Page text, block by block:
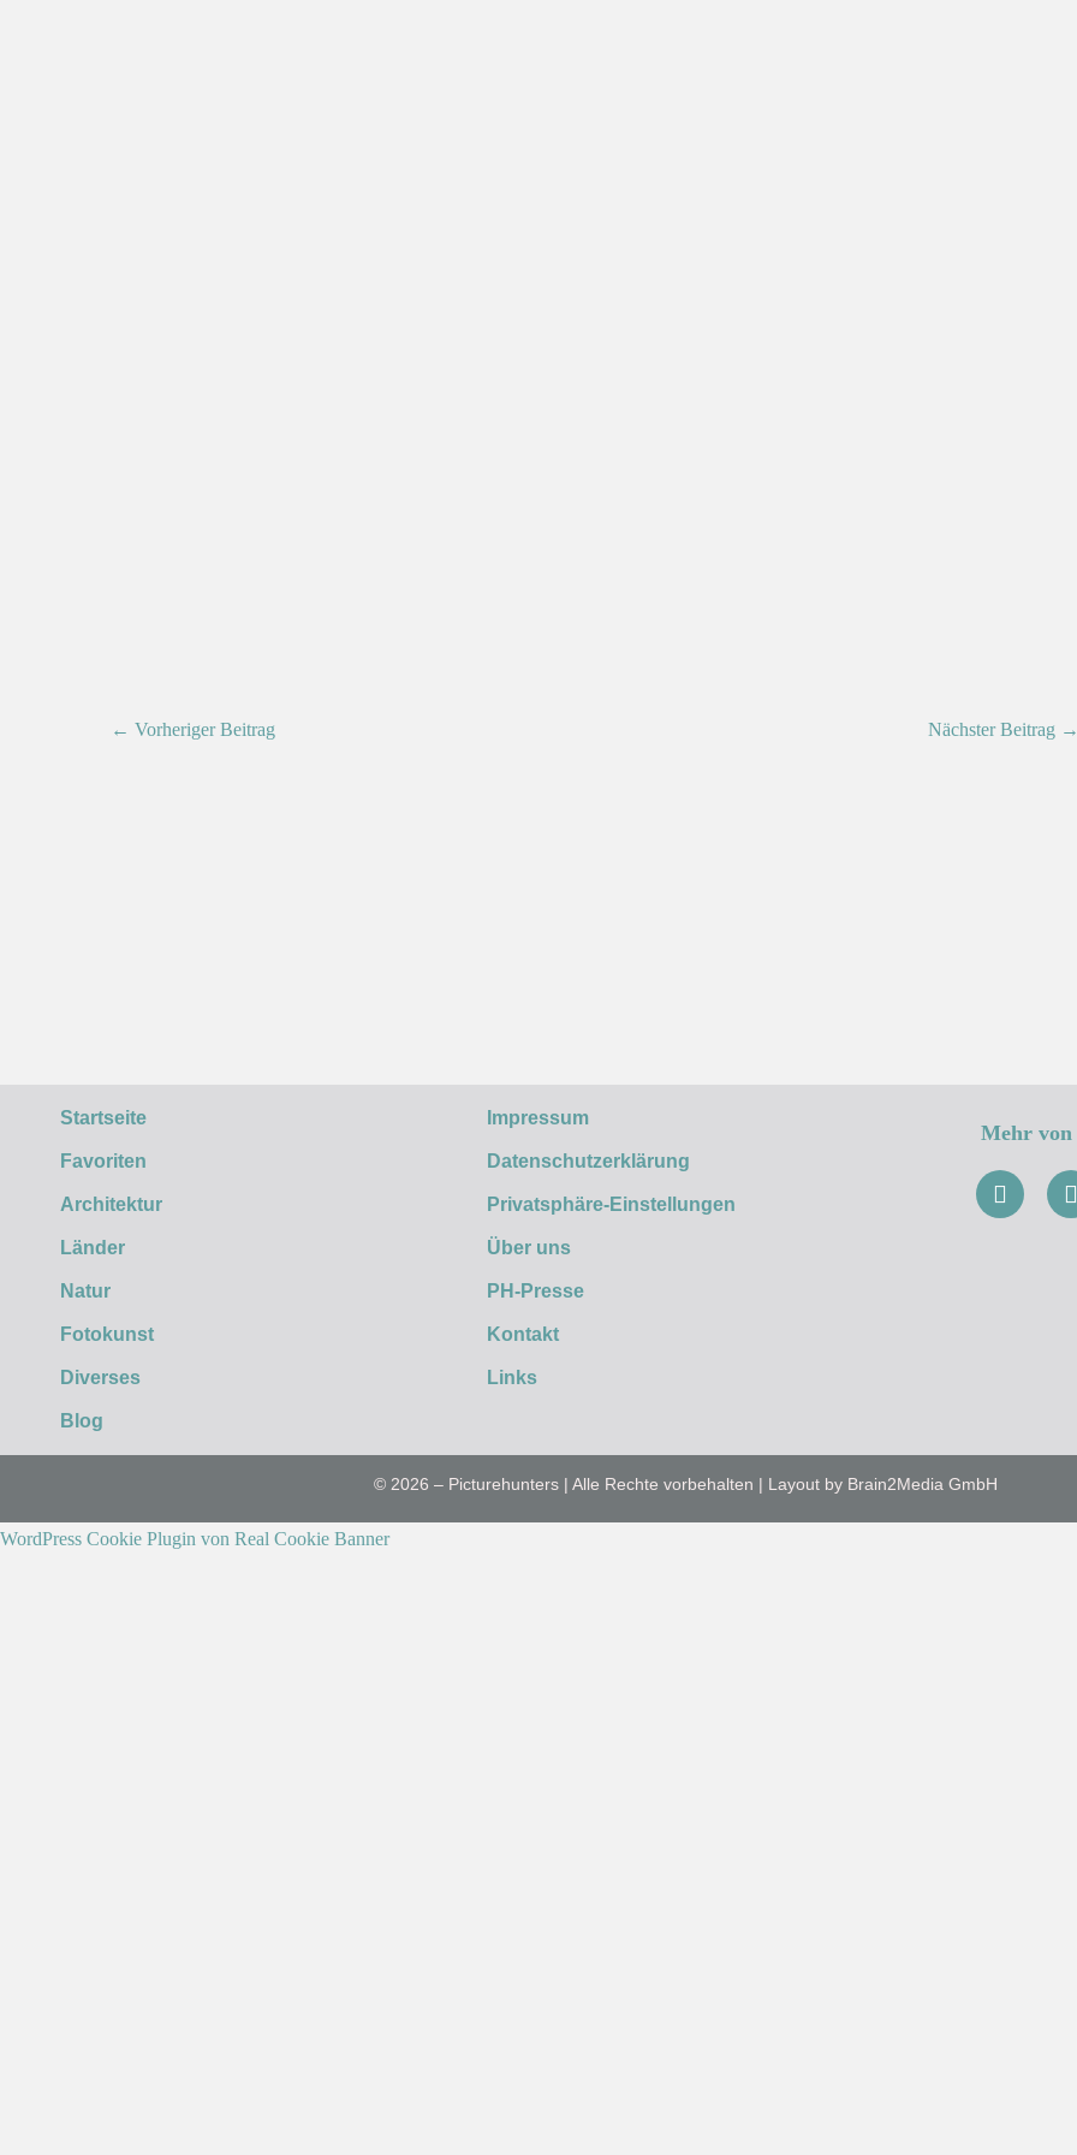
← Vorheriger Beitrag Nächster Beitrag →
Startseite
Favoriten
Architektur
Länder
Natur
Fotokunst
Diverses
Blog
Impressum
Datenschutzerklärung
Privatsphäre-Einstellungen
Über uns
PH-Presse
Kontakt
Links
Mehr von
© 2026 – Picturehunters | Alle Rechte vorbehalten | Layout by Brain2Media GmbH
WordPress Cookie Plugin von Real Cookie Banner